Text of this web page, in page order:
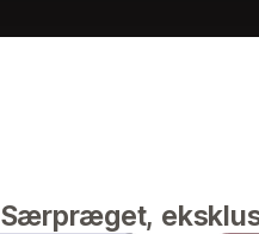
Særpræget,